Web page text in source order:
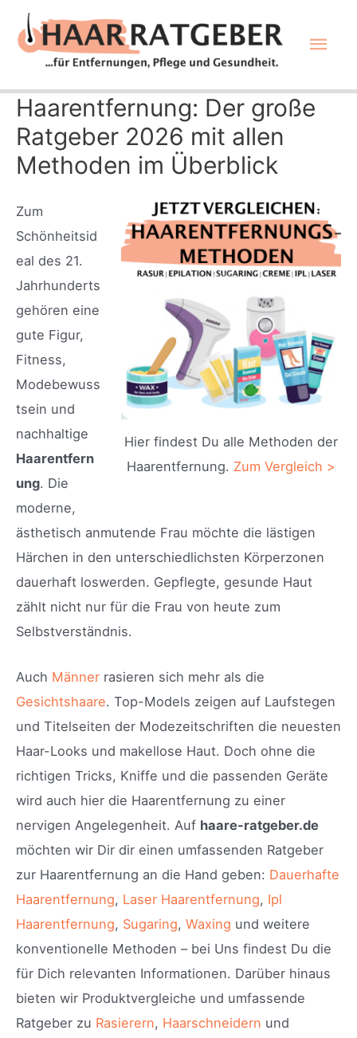
Inhalt
springen
Haarentfernung: Der große
Ratgeber 2026 mit allen
Methoden im Überblick
Hier findest Du alle Methoden der
Haarentfernung. Zum Vergleich >
Zum
Schönheitsid
eal des 21.
Jahrhunderts
gehören eine
gute Figur,
Fitness,
Modebewuss
tsein und
nachhaltige
Haarentfern
ung. Die
moderne,
ästhetisch anmutende Frau möchte die lästigen
Härchen in den unterschiedlichsten Körperzonen
dauerhaft loswerden. Gepflegte, gesunde Haut
zählt nicht nur für die Frau von heute zum
Selbstverständnis.
Auch Männer rasieren sich mehr als die
Gesichtshaare. Top-Models zeigen auf Laufstegen
und Titelseiten der Modezeitschriften die neuesten
Haar-Looks und makellose Haut. Doch ohne die
richtigen Tricks, Kniffe und die passenden Geräte
wird auch hier die Haarentfernung zu einer
nervigen Angelegenheit. Auf haare-ratgeber.de
möchten wir Dir dir einen umfassenden Ratgeber
zur Haarentfernung an die Hand geben: Dauerhafte
Haarentfernung, Laser Haarentfernung, Ipl
Haarentfernung, Sugaring, Waxing und weitere
konventionelle Methoden – bei Uns findest Du die
für Dich relevanten Informationen. Darüber hinaus
bieten wir Produktvergleiche und umfassende
Ratgeber zu Rasierern, Haarschneidern und